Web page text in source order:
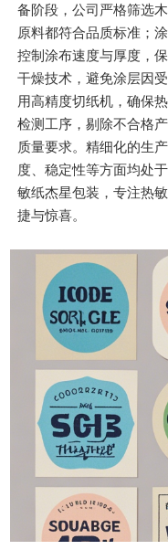
备阶段，公司严格筛选
原料都符合品质标准；
控制涂布速度与厚度，
干燥技术，避免涂层因
用高精度切纸机，确保
检测工序，剔除不合格
质量要求。精细化的生
度、稳定性等方面均处
敏纸杰星包装，专注热
捷与惊喜。